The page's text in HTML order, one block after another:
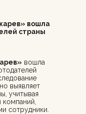
вошла
страны
вошла
выявляет
учитывая
компаний,
сотрудники.